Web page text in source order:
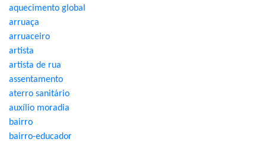
aquecimento global
arruaça
arruaceiro
artista
artista de rua
assentamento
aterro sanitário
auxílio moradia
bairro
bairro-educador